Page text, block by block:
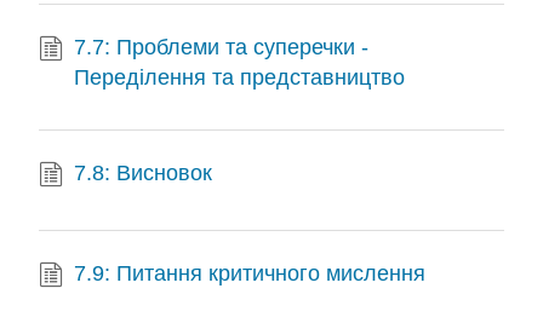
7.7: Проблеми та суперечки -
Переділення та представництво
7.8: Висновок
7.9: Питання критичного мислення